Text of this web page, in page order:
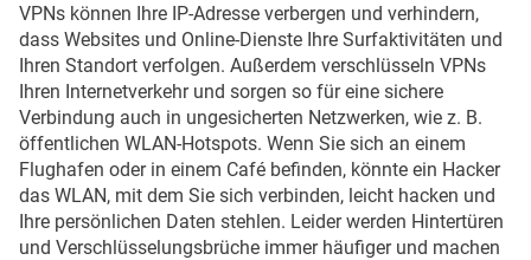
VPNs können Ihre IP-Adresse verbergen und verhindern,
dass Websites und Online-Dienste Ihre Surfaktivitäten und
Ihren Standort verfolgen. Außerdem verschlüsseln VPNs
Ihren Internetverkehr und sorgen so für eine sichere
Verbindung auch in ungesicherten Netzwerken, wie z. B.
öffentlichen WLAN-Hotspots. Wenn Sie sich an einem
Flughafen oder in einem Café befinden, könnte ein Hacker
das WLAN, mit dem Sie sich verbinden, leicht hacken und
Ihre persönlichen Daten stehlen. Leider werden Hintertüren
und Verschlüsselungsbrüche immer häufiger und machen